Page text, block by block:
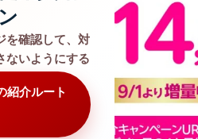
を確認して、対
ないようにする
紹介ルート